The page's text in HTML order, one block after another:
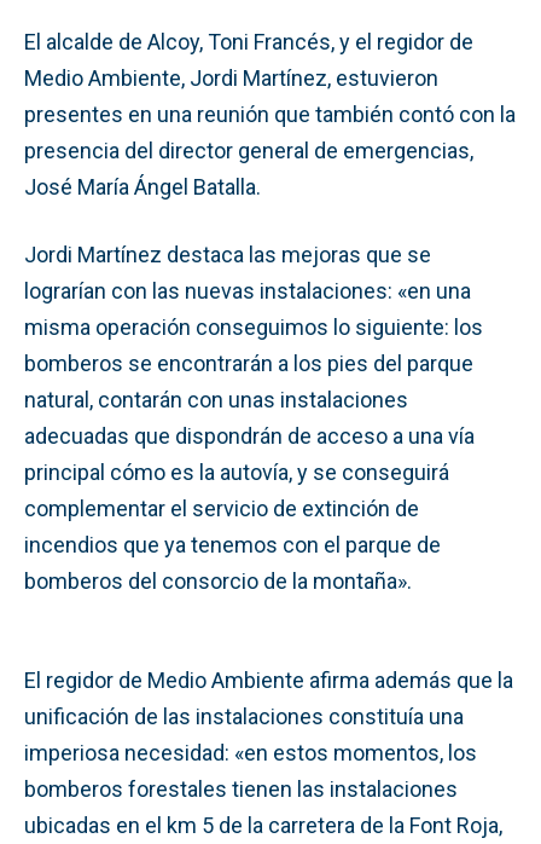
El alcalde de Alcoy, Toni Francés, y el regidor de
Medio Ambiente, Jordi Martínez, estuvieron
presentes en una reunión que también contó con la
presencia del director general de emergencias,
José María Ángel Batalla.
Jordi Martínez destaca las mejoras que se
lograrían con las nuevas instalaciones: «en una
misma operación conseguimos lo siguiente: los
bomberos se encontrarán a los pies del parque
natural, contarán con unas instalaciones
adecuadas que dispondrán de acceso a una vía
principal cómo es la autovía, y se conseguirá
complementar el servicio de extinción de
incendios que ya tenemos con el parque de
bomberos del consorcio de la montaña».
El regidor de Medio Ambiente afirma además que la
unificación de las instalaciones constituía una
imperiosa necesidad: «en estos momentos, los
bomberos forestales tienen las instalaciones
ubicadas en el km 5 de la carretera de la Font Roja,